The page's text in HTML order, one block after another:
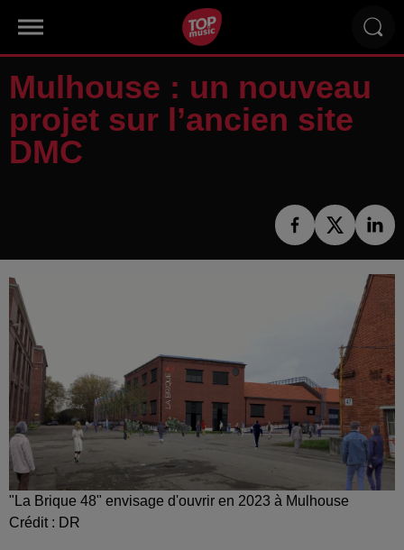
Mulhouse : un nouveau
projet sur l’ancien site
DMC
"La Brique 48" envisage d'ouvrir en 2023 à Mulhouse
Crédit : DR